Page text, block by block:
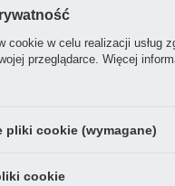
cookie w celu realizacji usług
przeglądarce. Więcej
pliki cookie (wymagane)
cookie